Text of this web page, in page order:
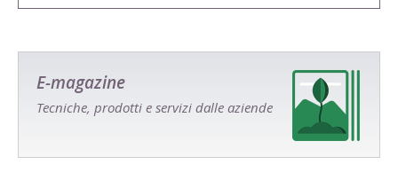
E-magazine
Tecniche, prodotti e servizi dalle aziende